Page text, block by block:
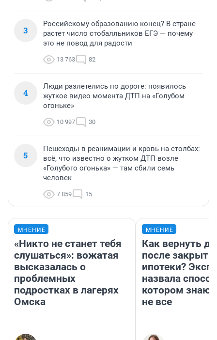
3
Российскому образованию конец? В стране
растет число стобалльников ЕГЭ — почему
это не повод для радости
13 763 82
4
Люди разлетелись по дороге: появилось
жуткое видео момента ДТП на «Голубом
огоньке»
10 997 30
5
Пешеходы в реанимации и кровь на столбах:
всё, что известно о жутком ДТП возле
«Голубого огонька» — там сбили семь
человек
7 859 15
МНЕНИЕ
«Никто не станет тебя
слушаться»: вожатая
высказалась о
проблемных
подростках в лагерях
Омска
МНЕНИЕ
Как вернуть
после
ипотеки?
назвала
котором
не все